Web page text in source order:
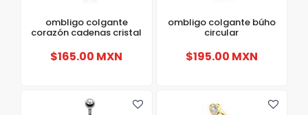
ombligo colgante
corazón cadenas cristal
$165.00 MXN
ombligo colgante búho
circular
$195.00 MXN